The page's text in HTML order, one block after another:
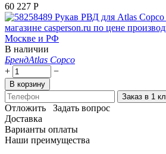
60 227 Р
В наличии
БрендAtlas Copco
+
−
В корзину
Заказ в 1
Отложить
Задать вопрос
Доставка
Варианты оплаты
Наши преимущества